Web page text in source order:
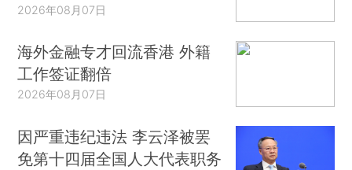
2026年08月07日
海外金融专才回流香港 外籍
工作签证翻倍
2026年08月07日
因严重违纪违法 李云泽被罢
免第十四届全国人大代表职务